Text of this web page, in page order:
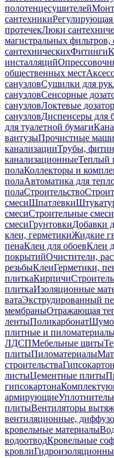
полотенцесушителей
сантехникиРегулирующая
протечекЛюки
магистральных фильтров,
сантехническихФитинги
инсталляций
общественных мест
санузловСушилки для рук
санузловСенсорные
санузловЛоктевые
санузловДиспенсеры для
для туалетной бумаги
вантузыПрочистные
канализацииТрубы,
канализационныеТеплый
полаКоллекторы и
полаАвтоматика для
полаСтроительство
смесиШпатлевки
смесиСтроительные
смесиГрунтовкиДобавки
клеи, герметикиЖидкие
пенаКлеи для обоевКлеи
покрытийОчистители,
резьбыКлеиГерметики,
плиткаКирпичи
плиткаИзоляционные
ватаЭкструдированный
мембраныОтражающая
лентыПоликарбонат
плитные и
ЛДСПМебельные щиты
плитыПиломатериалы
строительстваГипсокартон
листыЦементные плиты
гипсокартона
армирующие
плитыВентиляторы
вентиляционные,
кровельные материалы
водоотводКровельные
кровли